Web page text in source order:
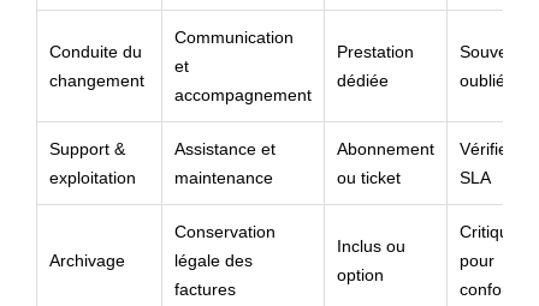
Conduite du
changement
Communication
et
accompagnement
Prestation
dédiée
Souvent
oublié
Support &
exploitation
Assistance et
maintenance
Abonnement
ou ticket
Vérifier les
SLA
Archivage
Conservation
légale des
factures
Inclus ou
option
Critique
pour
conformité